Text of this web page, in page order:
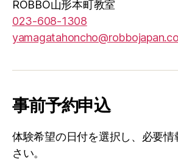
ROBBO山形本町教室
023-608-1308
事前予約申込
体験希望の日付を選択し、必要
さい。